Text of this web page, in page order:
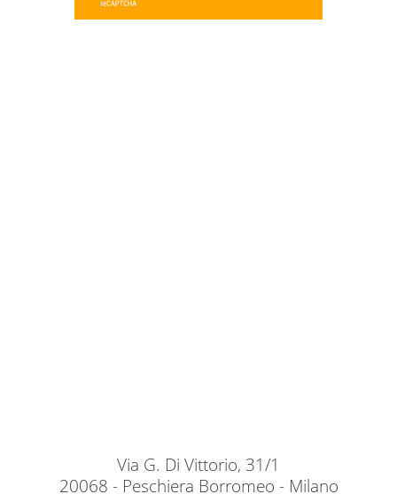
Via G. Di Vittorio, 31/1
20068 - Peschiera Borromeo - Milano